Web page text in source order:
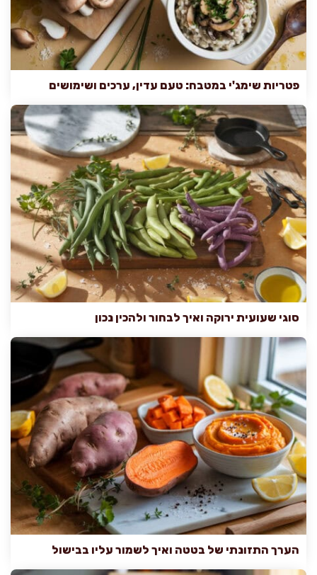
פטריות שימג'י במטבח: טעם עדין, ערכים ושימושים
סוגי שעועית ירוקה ואיך לבחור ולהכין נכון
הערך התזונתי של בטטה ואיך לשמור עליו בבישול